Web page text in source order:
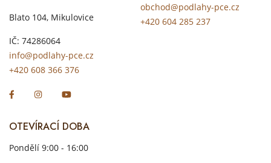
Blato 104, Mikulovice
IČ: 74286064
info@podlahy-pce.cz
+420 608 366 376
obchod@podlahy-pce.cz
+420 604 285 237
OTEVÍRACÍ DOBA
Pondělí 9:00 - 16:00